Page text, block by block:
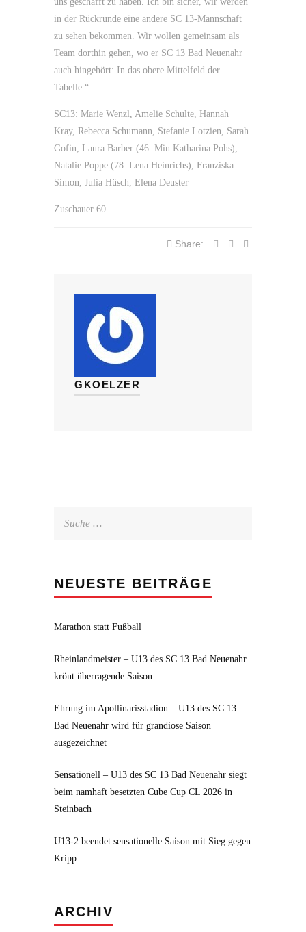
in der Rückrunde eine andere SC 13-Mannschaft
zu sehen bekommen. Wir wollen gemeinsam als
Team dorthin gehen, wo er SC 13 Bad Neuenahr
auch hingehört: In das obere Mittelfeld der
Tabelle.“
SC13: Marie Wenzl, Amelie Schulte, Hannah
Kray, Rebecca Schumann, Stefanie Lotzien, Sarah
Gofin, Laura Barber (46. Min Katharina Pohs),
Natalie Poppe (78. Lena Heinrichs), Franziska
Simon, Julia Hüsch, Elena Deuster
Zuschauer 60
Share:
GKOELZER
NEUESTE BEITRÄGE
Marathon statt Fußball
Rheinlandmeister – U13 des SC 13 Bad Neuenahr
krönt überragende Saison
Ehrung im Apollinarisstadion – U13 des SC 13
Bad Neuenahr wird für grandiose Saison
ausgezeichnet
Sensationell – U13 des SC 13 Bad Neuenahr siegt
beim namhaft besetzten Cube Cup CL 2026 in
Steinbach
U13-2 beendet sensationelle Saison mit Sieg gegen
Kripp
ARCHIV